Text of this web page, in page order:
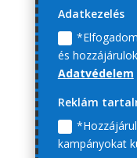
Adatkezelés
és
Adatvédelem
Reklám
kampányokat